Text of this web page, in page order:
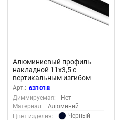
Алюминиевый профиль
накладной 11x3,5 с
вертикальным изгибом
(Черный, 2 м), ALM-1103-B-
2M 631018 (Черный)
631018
Арт.: 631018
Диммируемая:
Нет
Материал:
Алюминий
Цвет изделия:
Черный